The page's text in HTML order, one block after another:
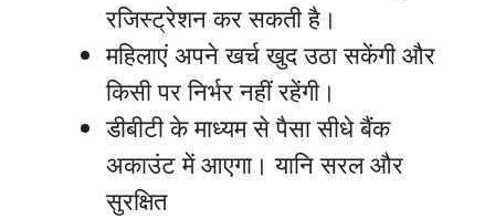
रजिस्ट्रेशन कर सकती है।
महिलाएं अपने खर्च खुद उठा सकेंगी और
किसी पर निर्भर नहीं रहेंगी।
डीबीटी के माध्यम से पैसा सीधे बैंक
अकाउंट में आएगा। यानि सरल और
सुरक्षित